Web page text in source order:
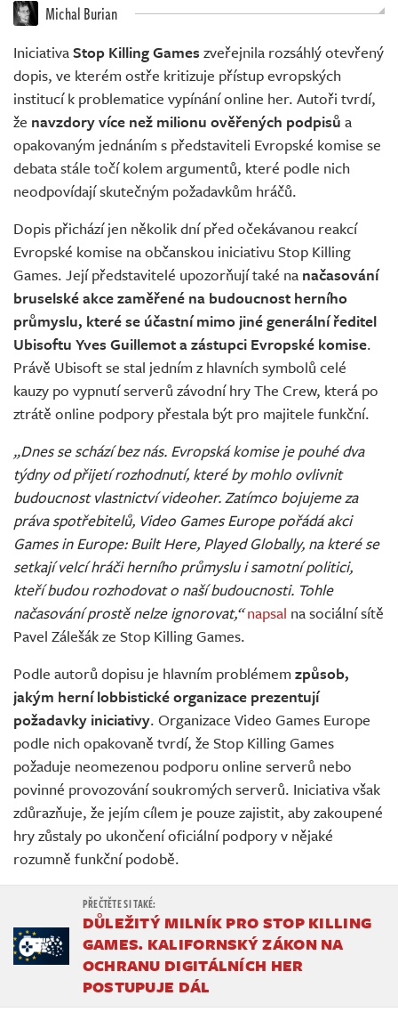
Živě Michal Burian
IniciativaStop Killing Games zveřejnila rozsáhlý otevřený
dopis, ve kterém ostře kritizuje přístup evropských
institucí k problematice vypínání online her. Autoři tvrdí,
že navzdory více než milionu ověřených podpisů a
opakovaným jednáním s představiteli Evropské komise se
debata stále točí kolem argumentů, které podle nich
neodpovídají skutečným požadavkům hráčů.
Dopis přichází jen několik dní před očekávanou reakcí
Evropské komise na občanskou iniciativu Stop Killing
Games. Její představitelé upozorňují také na načasování
bruselské akce zaměřené na budoucnost herního
průmyslu, které se účastní mimo jiné generální ředitel
Ubisoftu Yves Guillemot a zástupci Evropské komise.
Právě Ubisoft se stal jedním z hlavních symbolů celé
kauzy po vypnutí serverů závodní hry The Crew, která po
ztrátě online podpory přestala být pro majitele funkční.
„Dnes se schází bez nás. Evropská komise je pouhé dva
týdny od přijetí rozhodnutí, které by mohlo ovlivnit
budoucnost vlastnictví videoher. Zatímco bojujeme za
práva spotřebitelů, Video Games Europe pořádá akci
Games in Europe: Built Here, Played Globally, na které se
setkají velcí hráči herního průmyslu i samotní politici,
kteří budou rozhodovat o naší budoucnosti. Tohle
načasování prostě nelze ignorovat,“ napsal na sociální sítě
Pavel Zálešák ze Stop Killing Games.
Podle autorů dopisu je hlavním problémem způsob,
jakým herní lobbistické organizace prezentují
požadavky iniciativy. Organizace Video Games Europe
podle nich opakovaně tvrdí, že Stop Killing Games
požaduje neomezenou podporu online serverů nebo
povinné provozování soukromých serverů. Iniciativa však
zdůrazňuje, že jejím cílem je pouze zajistit, aby zakoupené
hry zůstaly po ukončení oficiální podpory v nějaké
rozumně funkční podobě.
DŮLEŽITÝ MILNÍK PRO STOP KILLING
GAMES. KALIFORNSKÝ ZÁKON NA
OCHRANU DIGITÁLNÍCH HER
POSTUPUJE DÁL